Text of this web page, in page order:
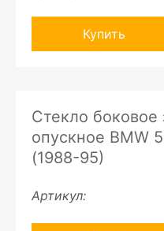
Купить
Стекло боковое
опускное BMW
(1988-95)
Артикул: